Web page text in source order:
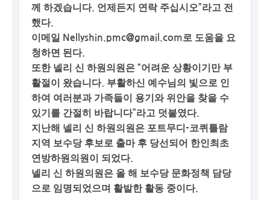
께 하겠습니다. 언제든지 연락 주십시오”라고 전
했다.
이메일
Nellyshin.pmc@gmail.com 로 도움을 요
청하면 된다.
또한 넬리 신 하원의원은 “어려운 상황이기만 부
활절이 왔습니다. 부활하신 예수님의 빛으로 인
하여 여러분과 가족들이 용기와 위안을 찾을 수
있기를 간절히 바랍니다”라고 덧붙였다.
지난해 넬리 신 하원의원은 포트무디-코퀴틀람
지역 보수당 후보로 출마 후 당선되어 한인최초
연방하원의원이 되었다.
넬리 신 하원의원은 올 해 보수당 문화정책 담당
으로 임명되었으며 활발한 활동 중이다.